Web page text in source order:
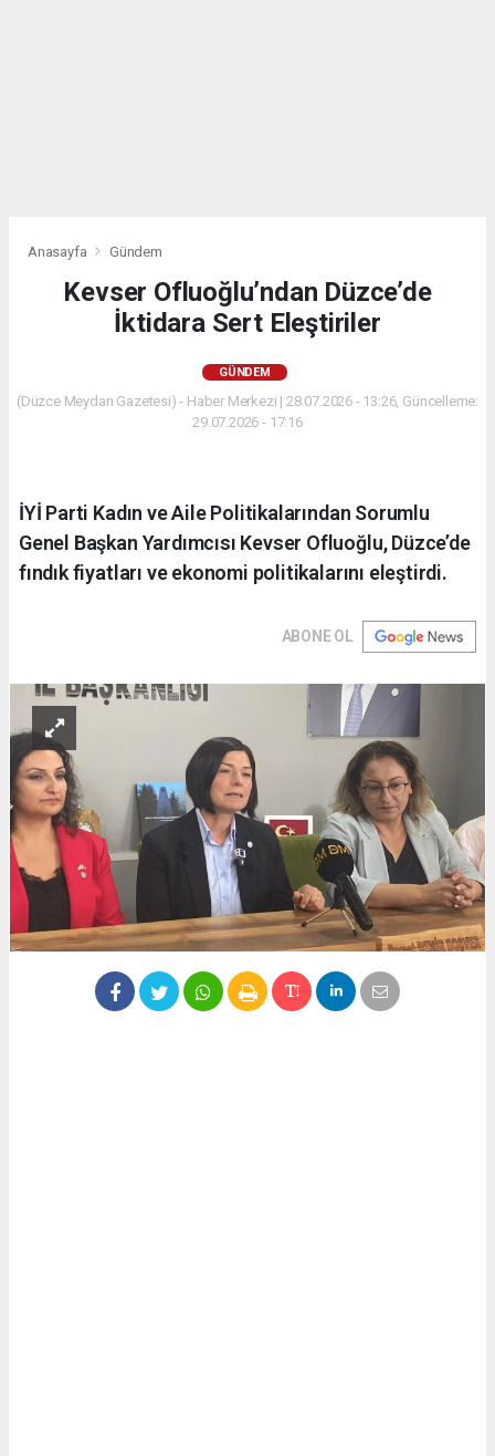
Anasayfa Gündem
Kevser Ofluoğlu’ndan Düzce’de
İktidara Sert Eleştiriler
GÜNDEM
(Düzce Meydan Gazetesi) - Haber Merkezi | 28.07.2026 - 13:26, Güncelleme:
29.07.2026 - 17:16
İYİ Parti Kadın ve Aile Politikalarından Sorumlu
Genel Başkan Yardımcısı Kevser Ofluoğlu, Düzce’de
fındık fiyatları ve ekonomi politikalarını eleştirdi.
ABONE OL